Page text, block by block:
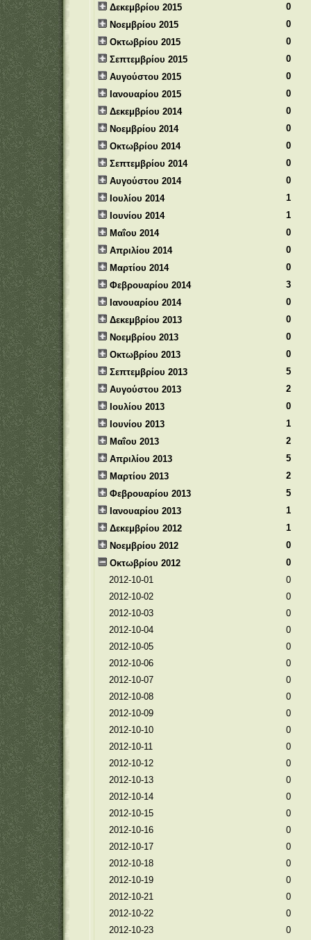
Δεκεμβρίου 2015
0
Νοεμβρίου 2015
0
Οκτωβρίου 2015
0
Σεπτεμβρίου 2015
0
Αυγούστου 2015
0
Ιανουαρίου 2015
0
Δεκεμβρίου 2014
0
Νοεμβρίου 2014
0
Οκτωβρίου 2014
0
Σεπτεμβρίου 2014
0
Αυγούστου 2014
0
Ιουλίου 2014
1
Ιουνίου 2014
1
Μαΐου 2014
0
Απριλίου 2014
0
Μαρτίου 2014
0
Φεβρουαρίου 2014
3
Ιανουαρίου 2014
0
Δεκεμβρίου 2013
0
Νοεμβρίου 2013
0
Οκτωβρίου 2013
0
Σεπτεμβρίου 2013
5
Αυγούστου 2013
2
Ιουλίου 2013
0
Ιουνίου 2013
1
Μαΐου 2013
2
Απριλίου 2013
5
Μαρτίου 2013
2
Φεβρουαρίου 2013
5
Ιανουαρίου 2013
1
Δεκεμβρίου 2012
1
Νοεμβρίου 2012
0
Οκτωβρίου 2012
0
2012-10-01
0
2012-10-02
0
2012-10-03
0
2012-10-04
0
2012-10-05
0
2012-10-06
0
2012-10-07
0
2012-10-08
0
2012-10-09
0
2012-10-10
0
2012-10-11
0
2012-10-12
0
2012-10-13
0
2012-10-14
0
2012-10-15
0
2012-10-16
0
2012-10-17
0
2012-10-18
0
2012-10-19
0
2012-10-21
0
2012-10-22
0
2012-10-23
0